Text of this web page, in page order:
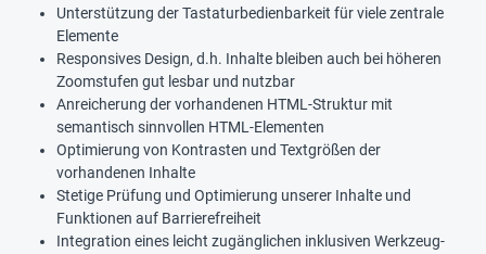
Unterstützung der Tastaturbedienbarkeit für viele zentrale
Elemente
Responsives Design, d.h. Inhalte bleiben auch bei höheren
Zoomstufen gut lesbar und nutzbar
Anreicherung der vorhandenen HTML-Struktur mit
semantisch sinnvollen HTML-Elementen
Optimierung von Kontrasten und Textgrößen der
vorhandenen Inhalte
Stetige Prüfung und Optimierung unserer Inhalte und
Funktionen auf Barrierefreiheit
Integration eines leicht zugänglichen inklusiven Werkzeug-